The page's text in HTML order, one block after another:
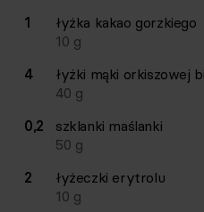
1
łyżka kakao gorzkiego
10 g
4
łyżki mąki orkiszowej
40 g
0,2
szklanki maślanki
50 g
2
łyżeczki erytrolu
10 g